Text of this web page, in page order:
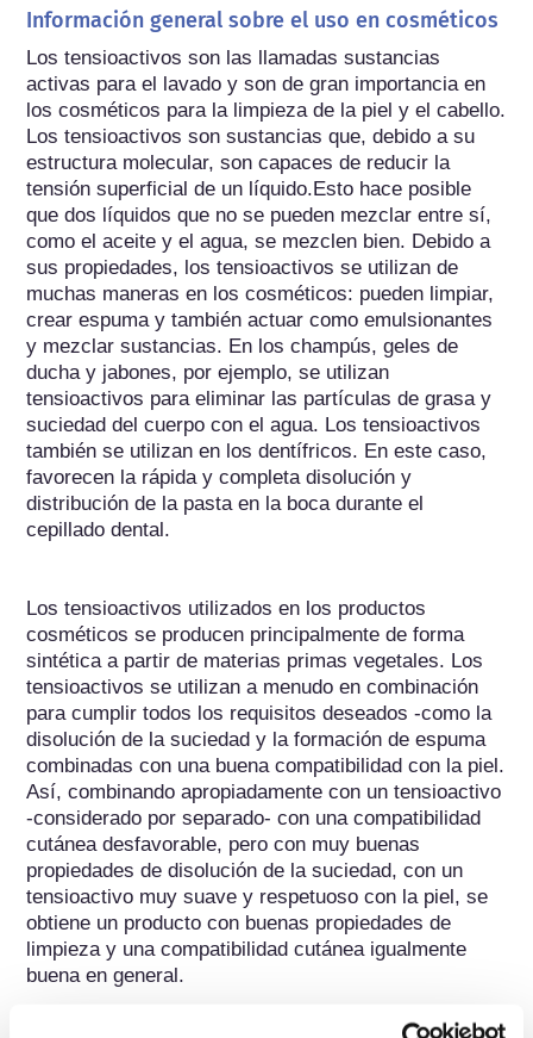
Información general sobre el uso en cosméticos
Los tensioactivos son las llamadas sustancias
activas para el lavado y son de gran importancia en
los cosméticos para la limpieza de la piel y el cabello.
Los tensioactivos son sustancias que, debido a su
estructura molecular, son capaces de reducir la
tensión superficial de un líquido.Esto hace posible
que dos líquidos que no se pueden mezclar entre sí,
como el aceite y el agua, se mezclen bien. Debido a
sus propiedades, los tensioactivos se utilizan de
muchas maneras en los cosméticos: pueden limpiar,
crear espuma y también actuar como emulsionantes
y mezclar sustancias. En los champús, geles de
ducha y jabones, por ejemplo, se utilizan
tensioactivos para eliminar las partículas de grasa y
suciedad del cuerpo con el agua. Los tensioactivos
también se utilizan en los dentífricos. En este caso,
favorecen la rápida y completa disolución y
distribución de la pasta en la boca durante el
cepillado dental.
Los tensioactivos utilizados en los productos
cosméticos se producen principalmente de forma
sintética a partir de materias primas vegetales. Los
tensioactivos se utilizan a menudo en combinación
para cumplir todos los requisitos deseados -como la
disolución de la suciedad y la formación de espuma
combinadas con una buena compatibilidad con la piel.
Así, combinando apropiadamente con un tensioactivo
-considerado por separado- con una compatibilidad
cutánea desfavorable, pero con muy buenas
propiedades de disolución de la suciedad, con un
tensioactivo muy suave y respetuoso con la piel, se
obtiene un producto con buenas propiedades de
limpieza y una compatibilidad cutánea igualmente
buena en general.
Los polietilenglicoles (INCI: PEG-...) son productos